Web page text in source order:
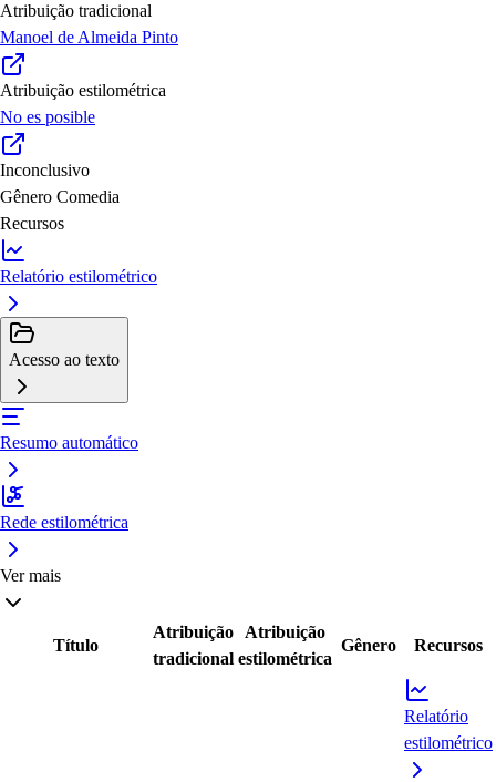
Atribuição tradicional
Manoel de Almeida Pinto
Atribuição estilométrica
No es posible
Inconclusivo
Gênero Comedia
Recursos
Relatório estilométrico
Acesso ao texto
Resumo automático
Rede estilométrica
Ver mais
Título
Atribuição
tradicional
Atribuição
estilométrica
Gênero Recursos
Relatório
estilométrico